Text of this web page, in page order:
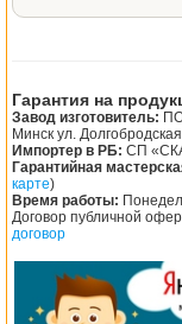
Гарантия на
Завод изготовитель:
Минск ул.
Импортер в РБ: СП
Гарантийная
карте)
Время работы:
Договор публичной
договор